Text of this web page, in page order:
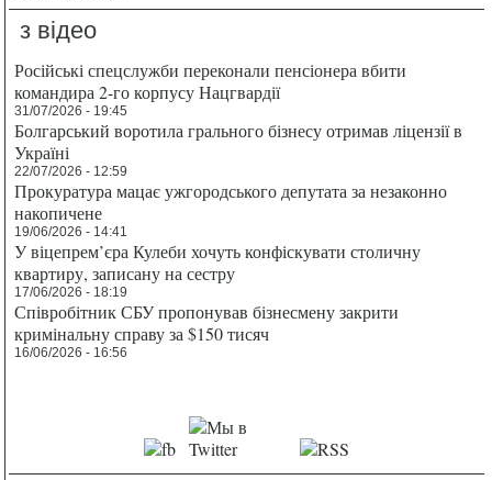
з відео
Російські спецслужби переконали пенсіонера вбити
командира 2-го корпусу Нацгвардії
31/07/2026 - 19:45
Болгарський воротила грального бізнесу отримав ліцензії в
Україні
22/07/2026 - 12:59
Прокуратура мацає ужгородського депутата за незаконно
накопичене
19/06/2026 - 14:41
У віцепрем’єра Кулеби хочуть конфіскувати столичну
квартиру, записану на сестру
17/06/2026 - 18:19
Співробітник СБУ пропонував бізнесмену закрити
кримінальну справу за $150 тисяч
16/06/2026 - 16:56